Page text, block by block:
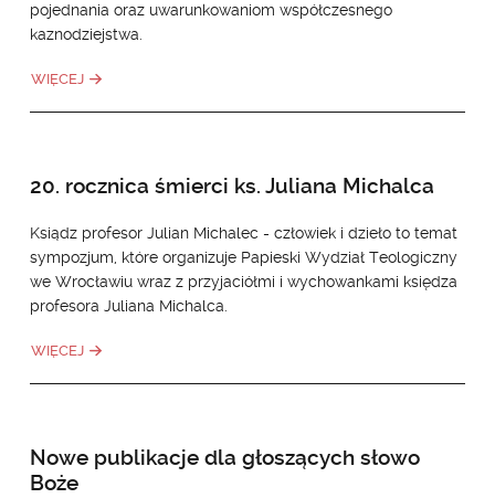
pojednania oraz uwarunkowaniom współczesnego
kaznodziejstwa.
WIĘCEJ
20. rocznica śmierci ks. Juliana Michalca
Ksiądz profesor Julian Michalec - człowiek i dzieło to temat
sympozjum, które organizuje Papieski Wydział Teologiczny
we Wrocławiu wraz z przyjaciółmi i wychowankami księdza
profesora Juliana Michalca.
WIĘCEJ
Nowe publikacje dla głoszących słowo
Boże